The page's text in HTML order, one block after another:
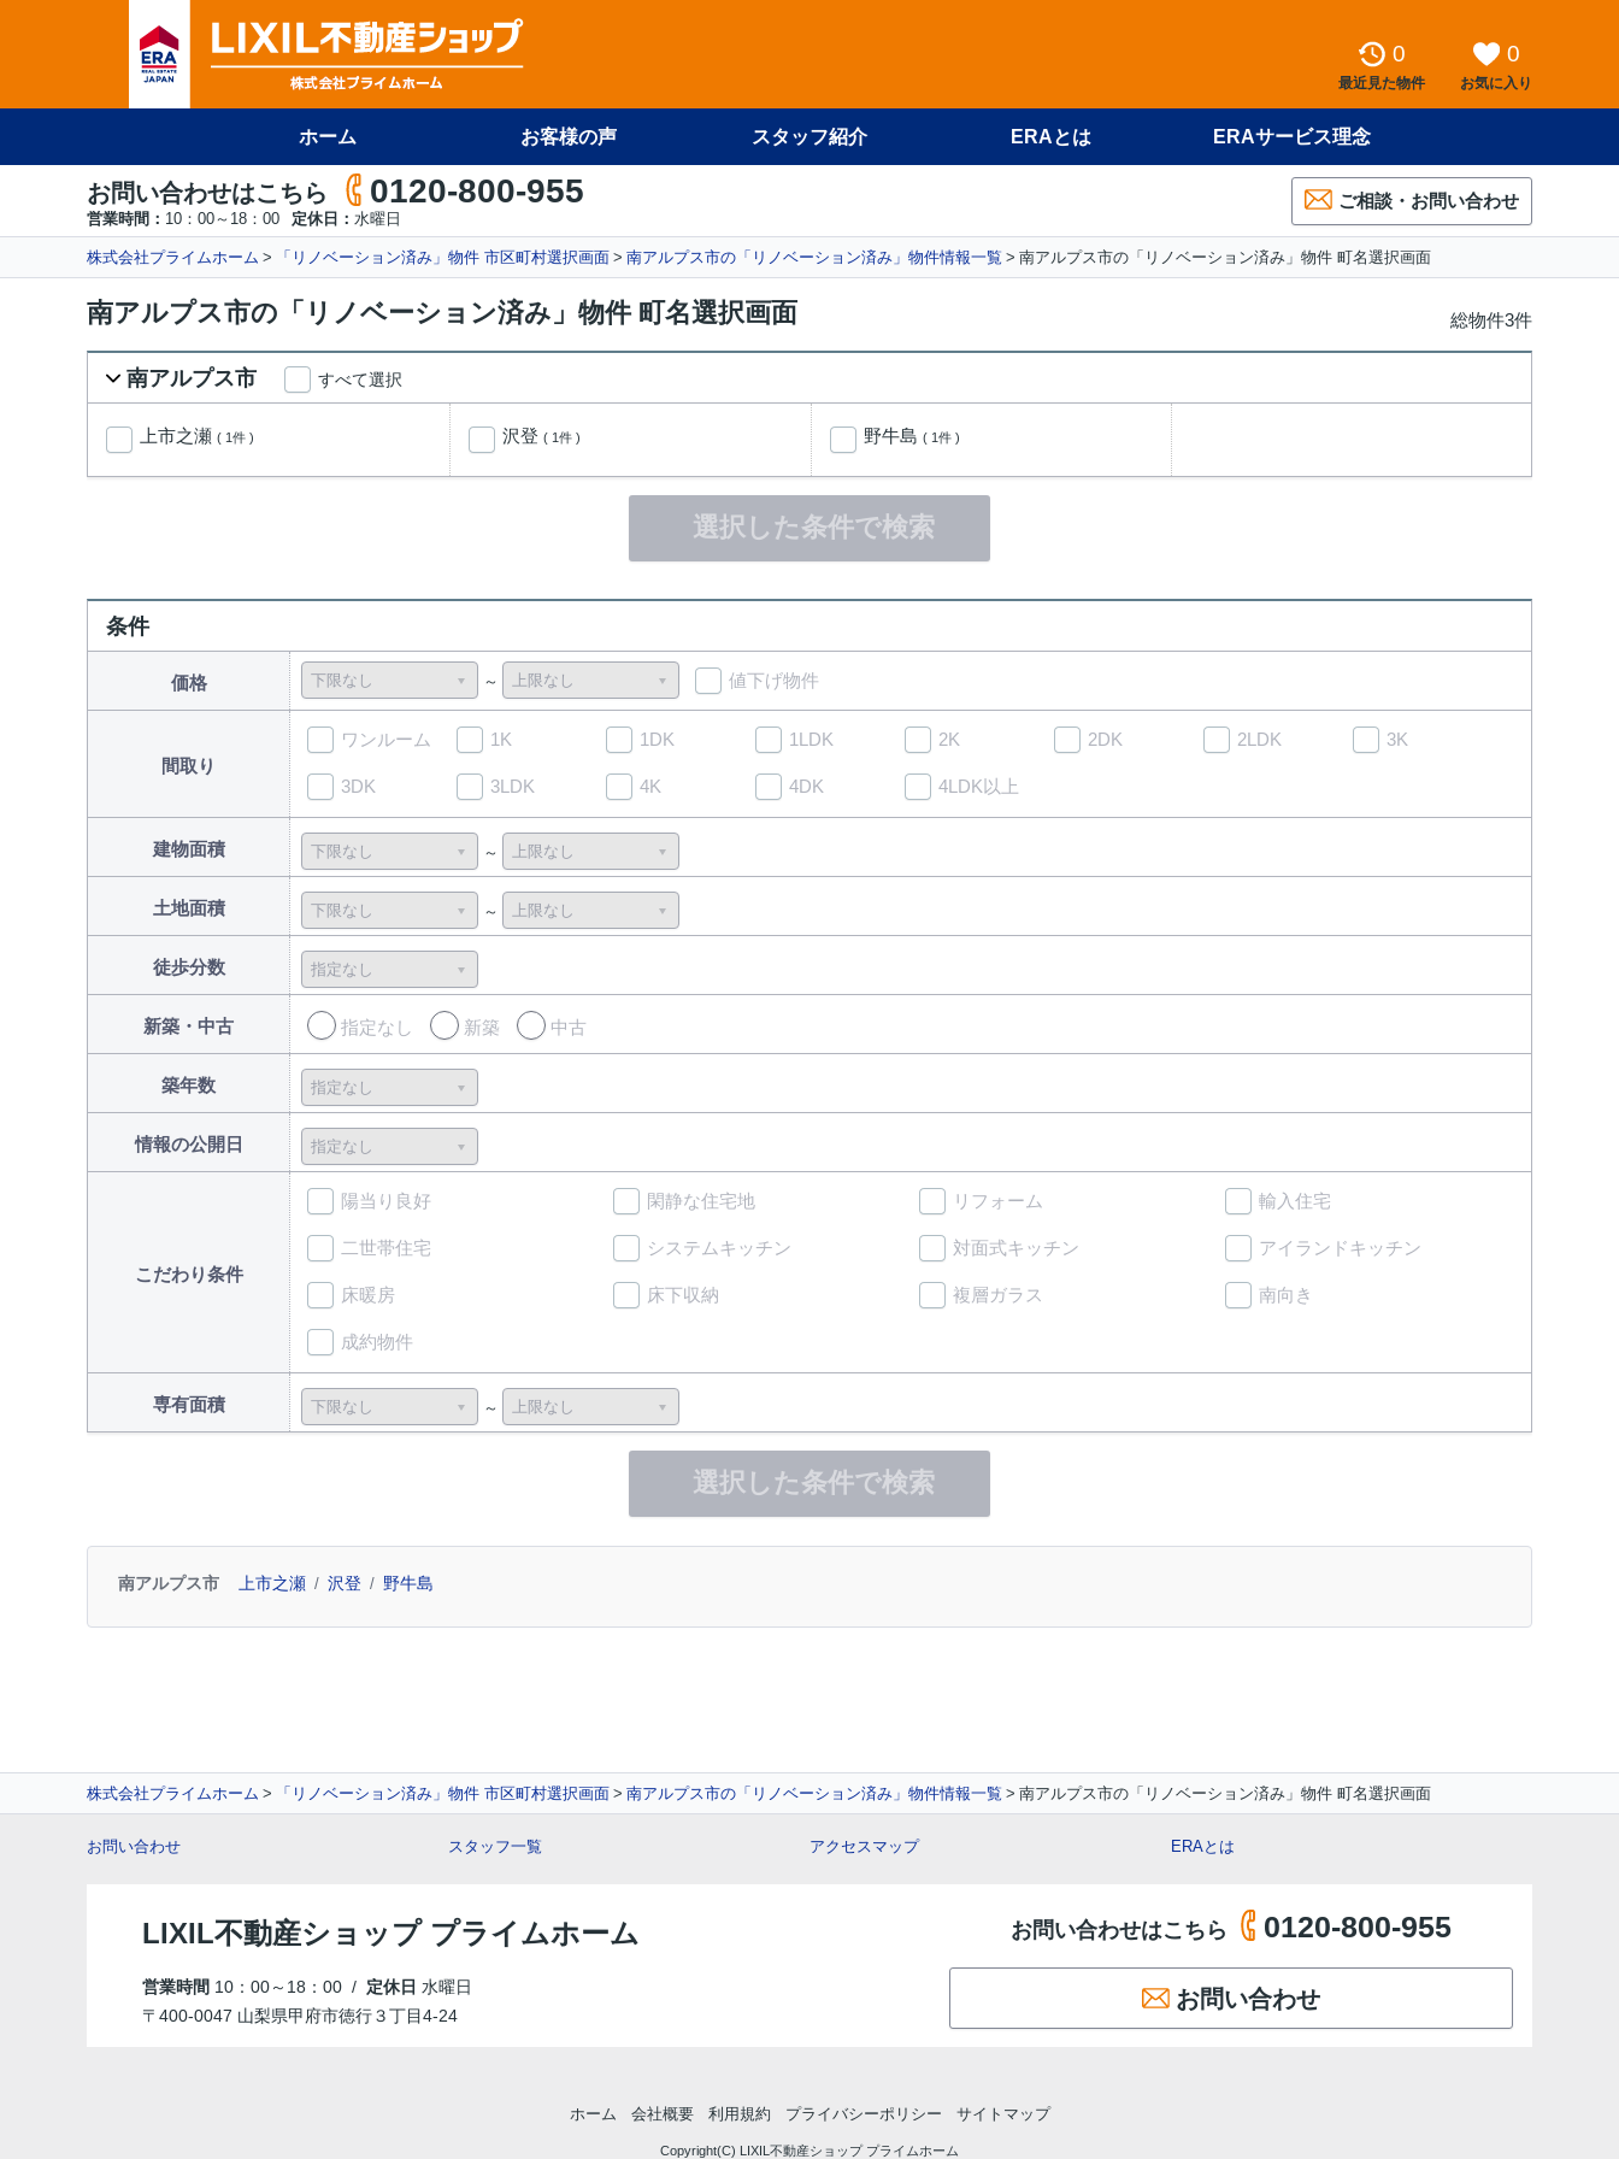
0
最近見た物件
0
お気に入り
ホーム お客様の声 スタッフ紹介 ERAとは ERAサービス理念
お問い合わせはこちら 0120-800-955
営業時間： 10：00～18：00 定休日： 水曜日
ご相談・お問い合わせ
株式会社プライムホーム 「リノベーション済み」物件 市区町村選択画面 南アルプス市の「リノベーション済み」物件情報一覧 南アルプス市の「リノベーション済み」物件 町名選択画面
南アルプス市の「リノベーション済み」物件 町名選択画面 総物件3件
南アルプス市 すべて選択
上市之瀬 ( 1件 ) 沢登 ( 1件 ) 野牛島 ( 1件 )
選択した条件で検索
条件
価格 値下げ物件
間取り
ワンルーム 1K 1DK 1LDK 2K 2DK 2LDK 3K
3DK 3LDK 4K 4DK 4LDK以上
建物面積
土地面積
徒歩分数
新築・中古 指定なし 新築 中古
築年数
情報の公開日
こだわり条件
陽当り良好 閑静な住宅地 リフォーム 輸入住宅
二世帯住宅 システムキッチン 対面式キッチン アイランドキッチン
床暖房 床下収納 複層ガラス 南向き
成約物件
専有面積
選択した条件で検索
南アルプス市 上市之瀬 沢登 野牛島
株式会社プライムホーム 「リノベーション済み」物件 市区町村選択画面 南アルプス市の「リノベーション済み」物件情報一覧 南アルプス市の「リノベーション済み」物件 町名選択画面
お問い合わせ スタッフ一覧 アクセスマップ ERAとは
LIXIL不動産ショップ プライムホーム
営業時間 10：00～18：00 / 定休日 水曜日
〒400-0047 山梨県甲府市徳行３丁目4-24
お問い合わせはこちら 0120-800-955
お問い合わせ
ホーム 会社概要 利用規約 プライバシーポリシー サイトマップ
Copyright(C) LIXIL不動産ショップ プライムホーム